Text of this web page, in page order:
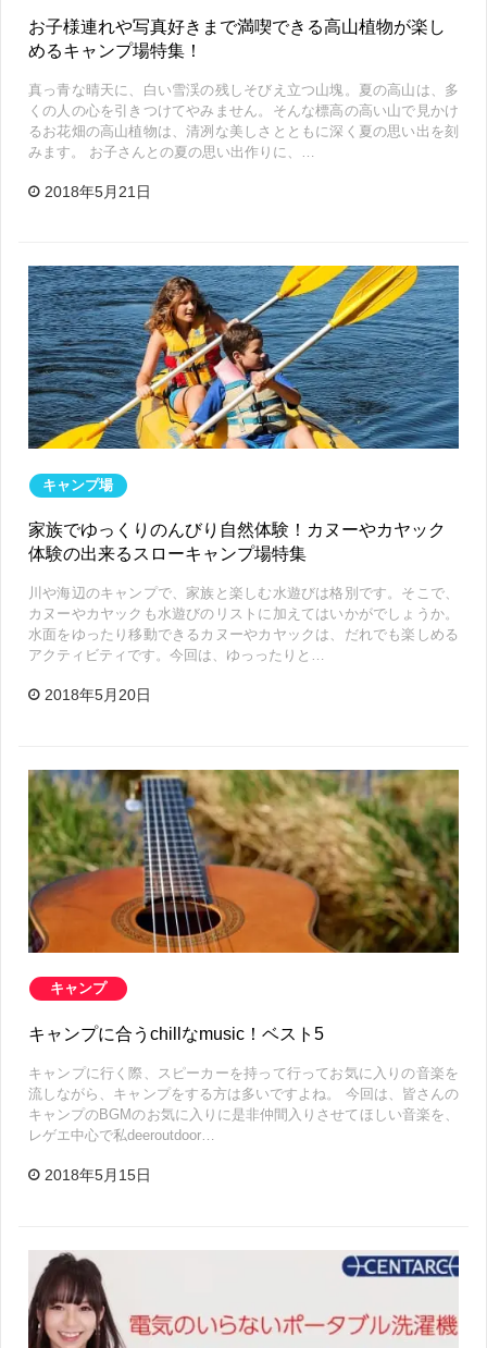
お子様連れや写真好きまで満喫できる高山植物が楽し
めるキャンプ場特集！
真っ青な晴天に、白い雪渓の残しそびえ立つ山塊。夏の高山は、多
くの人の心を引きつけてやみません。そんな標高の高い山で見かけ
るお花畑の高山植物は、清冽な美しさとともに深く夏の思い出を刻
みます。 お子さんとの夏の思い出作りに、…
2018年5月21日
キャンプ場
家族でゆっくりのんびり自然体験！カヌーやカヤック
体験の出来るスローキャンプ場特集
川や海辺のキャンプで、家族と楽しむ水遊びは格別です。そこで、
カヌーやカヤックも水遊びのリストに加えてはいかがでしょうか。
水面をゆったり移動できるカヌーやカヤックは、だれでも楽しめる
アクティビティです。今回は、ゆっったりと…
2018年5月20日
キャンプ
キャンプに合うchillなmusic！ベスト5
キャンプに行く際、スピーカーを持って行ってお気に入りの音楽を
流しながら、キャンプをする方は多いですよね。 今回は、皆さんの
キャンプのBGMのお気に入りに是非仲間入りさせてほしい音楽を、
レゲエ中心で私deeroutdoor…
2018年5月15日